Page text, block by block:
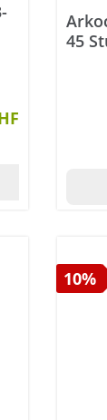
0.5 von 5
45
10%